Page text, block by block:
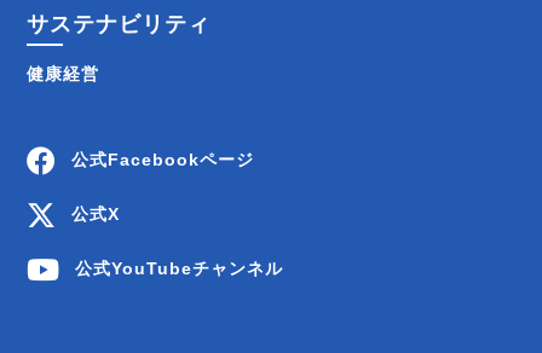
サステナビリティ
健康経営
公式Facebookページ
公式X
公式YouTubeチャンネル